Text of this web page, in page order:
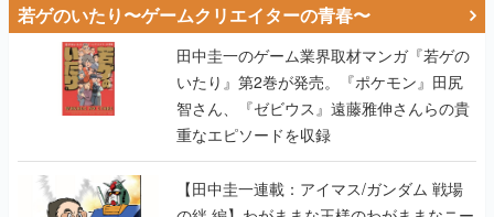
若ゲのいたり〜ゲームクリエイターの青春〜
田中圭一のゲーム業界取材マンガ『若ゲの
いたり』第2巻が発売。『ポケモン』田尻
智さん、『ゼビウス』遠藤雅伸さんらの貴
重なエピソードを収録
【田中圭一連載：アイマス/ガンダム 戦場